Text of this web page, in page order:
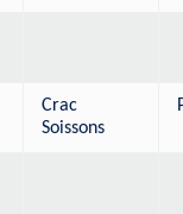
Crac
Soissons